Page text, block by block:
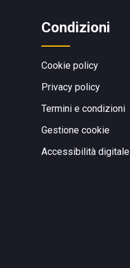
Condizioni
Cookie policy
Privacy policy
Termini e condizioni
Gestione cookie
Accessibilità digitale